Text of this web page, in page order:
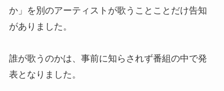
か」を別のアーティストが歌うことことだけ告知
がありました。
誰が歌うのかは、事前に知らされず番組の中で発
表となりました。